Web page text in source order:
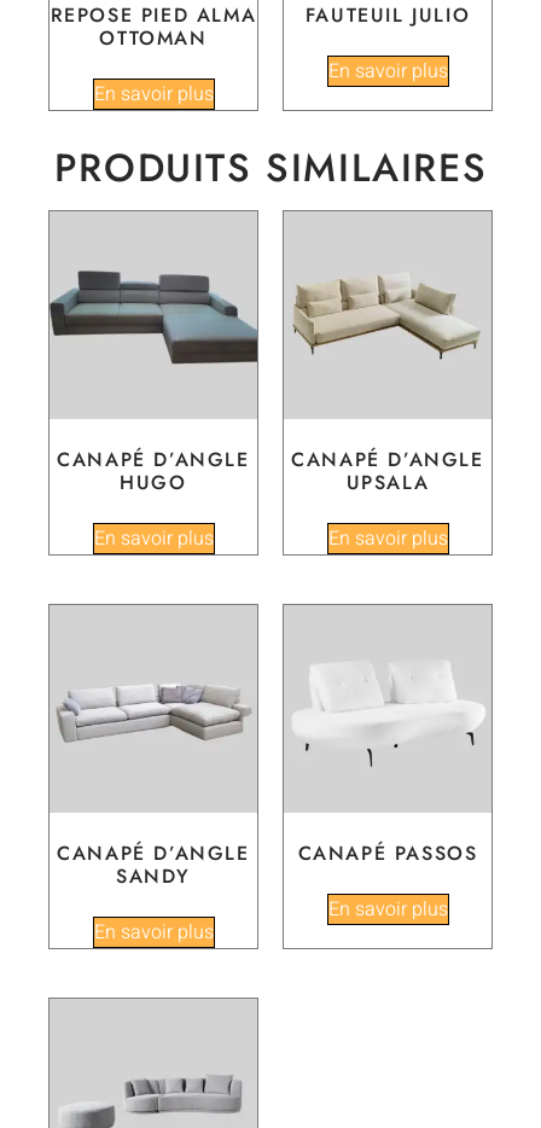
REPOSE PIED ALMA
OTTOMAN
En savoir plus
FAUTEUIL JULIO
En savoir plus
PRODUITS SIMILAIRES
CANAPÉ D’ANGLE
HUGO
En savoir plus
CANAPÉ D’ANGLE
UPSALA
En savoir plus
CANAPÉ D’ANGLE
SANDY
En savoir plus
CANAPÉ PASSOS
En savoir plus